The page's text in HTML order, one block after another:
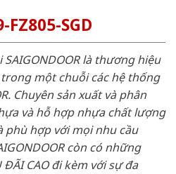
FZ805-SGD
là thương hiệu
một chuỗi các hệ thống
Chuyên sản xuất và phân
và hỗ hợp nhựa chất lượng
phù hợp với mọi nhu cầu
còn có những
CAO đi kèm với sự đa